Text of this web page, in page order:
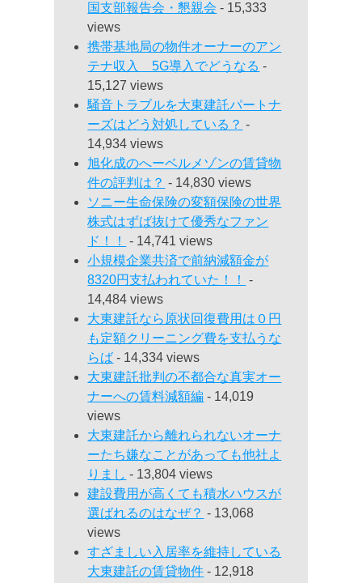
国支部報告会・懇親会 - 15,333
views
携帯基地局の物件オーナーのアン
テナ収入 5G導入でどうなる -
15,127 views
騒音トラブルを大東建託パートナ
ーズはどう対処している？ -
14,934 views
旭化成のへーベルメゾンの賃貸物
件の評判は？ - 14,830 views
ソニー生命保険の変額保険の世界
株式はずば抜けて優秀なファン
ド！！
- 14,741 views
小規模企業共済で前納減額金が
8320円支払われていた！！
-
14,484 views
大東建託なら原状回復費用は０円
も定額クリーニング費を支払うな
らば - 14,334 views
大東建託批判の不都合な真実オー
ナーへの賃料減額編 - 14,019
views
大東建託から離れられないオーナ
ーたち嫌なことがあっても他社よ
りまし - 13,804 views
建設費用が高くても積水ハウスが
選ばれるのはなぜ？ - 13,068
views
すざましい入居率を維持している
大東建託の賃貸物件 - 12,918